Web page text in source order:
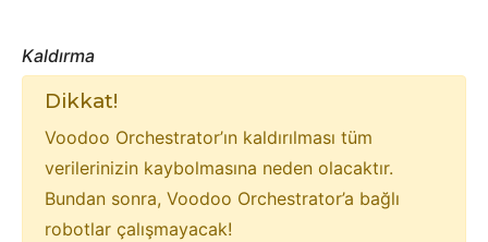
Kaldırma
Dikkat!
Voodoo Orchestrator’ın kaldırılması tüm
verilerinizin kaybolmasına neden olacaktır.
Bundan sonra, Voodoo Orchestrator’a bağlı
robotlar çalışmayacak!